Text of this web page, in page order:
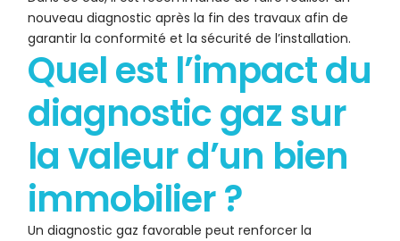
nouveau diagnostic après la fin des travaux afin de
garantir la conformité et la sécurité de l’installation.
Quel est l’impact du
diagnostic gaz sur
la valeur d’un bien
immobilier ?
Un diagnostic gaz favorable peut renforcer la